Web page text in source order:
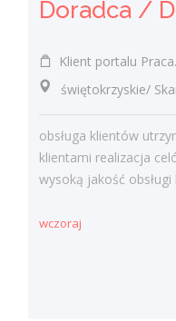
Klient portalu
świętokrzyskie/
obsługa klientów
klientami realizacja
wysoką jakość
wczoraj